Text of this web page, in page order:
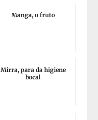
Manga, o fruto
Mirra, para da higiene
bocal